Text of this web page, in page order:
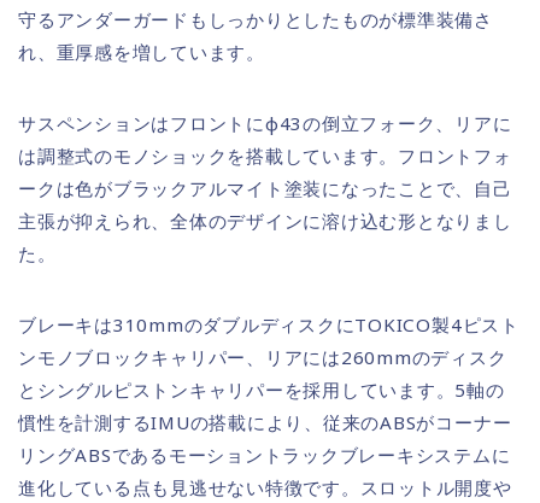
守るアンダーガードもしっかりとしたものが標準装備さ
れ、重厚感を増しています。
サスペンションはフロントにφ43の倒立フォーク、リアに
は調整式のモノショックを搭載しています。フロントフォ
ークは色がブラックアルマイト塗装になったことで、自己
主張が抑えられ、全体のデザインに溶け込む形となりまし
た。
ブレーキは310mmのダブルディスクにTOKICO製4ピスト
ンモノブロックキャリパー、リアには260mmのディスク
とシングルピストンキャリパーを採用しています。5軸の
慣性を計測するIMUの搭載により、従来のABSがコーナー
リングABSであるモーショントラックブレーキシステムに
進化している点も見逃せない特徴です。スロットル開度や